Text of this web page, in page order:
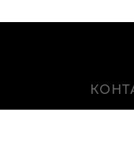
г.